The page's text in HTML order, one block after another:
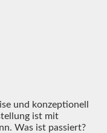
und konzeptionell
ist mit
Was ist passiert?